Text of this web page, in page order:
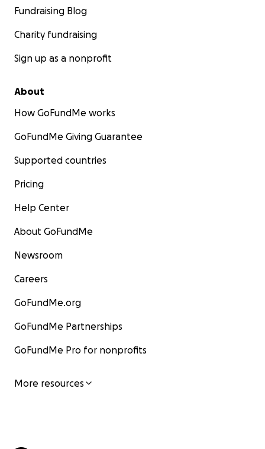
Fundraising Blog
Charity fundraising
Sign up as a nonprofit
About
How GoFundMe works
GoFundMe Giving Guarantee
Supported countries
Pricing
Help Center
About GoFundMe
Newsroom
Careers
GoFundMe.org
GoFundMe Partnerships
GoFundMe Pro for nonprofits
More resources